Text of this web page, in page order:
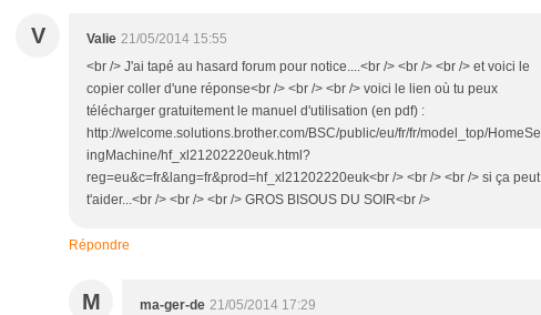
V Valie 21/05/2014 15:55
<br /> J'ai tapé au hasard forum pour notice....<br /> <br /> <br /> et voici le
copier coller d'une réponse<br /> <br /> <br /> voici le lien où tu peux
télécharger gratuitement le manuel d'utilisation (en pdf) :
http://welcome.solutions.brother.com/BSC/public/eu/fr/fr/model_top/
ingMachine/hf_xl21202220euk.html?
reg=eu&c=fr&lang=fr&prod=hf_xl21202220euk<br /> <br /> <br /> si ça peut
t'aider...<br /> <br /> <br /> GROS BISOUS DU SOIR<br />
Répondre
M ma-ger-de 21/05/2014 17:29